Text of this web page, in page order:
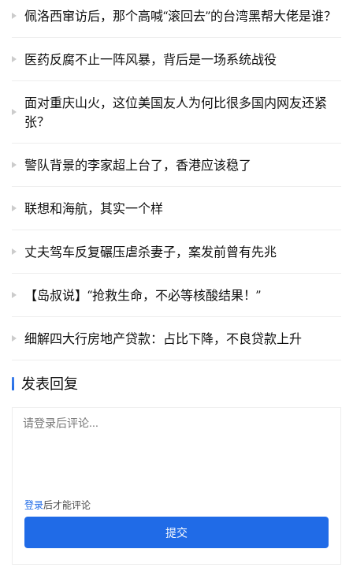
佩洛西窜访后，那个高喊“滚回去”的台湾黑帮大佬是谁？
医药反腐不止一阵风暴，背后是一场系统战役
面对重庆山火，这位美国友人为何比很多国内网友还紧
张？
警队背景的李家超上台了，香港应该稳了
联想和海航，其实一个样
丈夫驾车反复碾压虐杀妻子，案发前曾有先兆
【岛叔说】“抢救生命，不必等核酸结果！”
细解四大行房地产贷款：占比下降，不良贷款上升
发表回复
请登录后评论...
登录后才能评论
提交